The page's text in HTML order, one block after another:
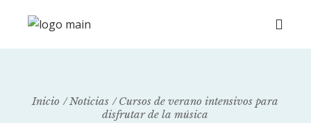
Inicio Noticias
Cursos de verano intensivos para
disfrutar de la música